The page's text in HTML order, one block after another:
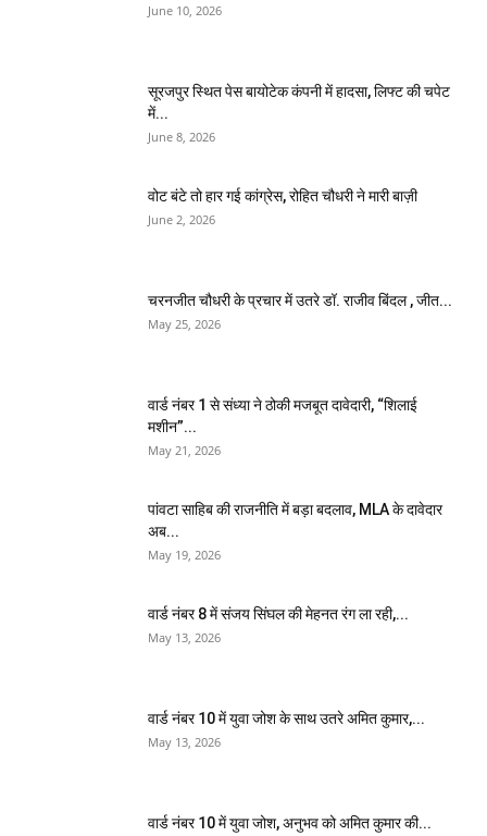
June 10, 2026
सूरजपुर स्थित पेस बायोटेक कंपनी में हादसा, लिफ्ट की चपेट
में...
June 8, 2026
वोट बंटे तो हार गई कांग्रेस, रोहित चौधरी ने मारी बाज़ी
June 2, 2026
चरनजीत चौधरी के प्रचार में उतरे डॉ. राजीव बिंदल , जीत...
May 25, 2026
वार्ड नंबर 1 से संध्या ने ठोकी मजबूत दावेदारी, “शिलाई
मशीन”...
May 21, 2026
पांवटा साहिब की राजनीति में बड़ा बदलाव, MLA के दावेदार
अब...
May 19, 2026
वार्ड नंबर 8 में संजय सिंघल की मेहनत रंग ला रही,...
May 13, 2026
वार्ड नंबर 10 में युवा जोश के साथ उतरे अमित कुमार,...
May 13, 2026
वार्ड नंबर 10 में युवा जोश, अनुभव को अमित कुमार की...